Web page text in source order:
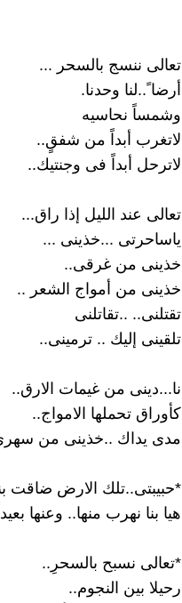
تعالى ننسج بالسحر ...
أرضا ً..لنا وحدنا.
وشمساً نحاسيه
لاتغرب أبداً من شفقٍ..
لاترحل أبداً فى وجنتيك..
تعالى عند الليل إذا راق...
ياساحرتى ...خذينى ...
خذينى من غرقى..
خذينى من أمواج الشعر ..
تقتلنى.. ..تقاتلنى
تلقينى إليك .. ترمينى..
نا...دينى من غيمات الارق..
كأوراق تحملها الامواج..
مدى يداك ..خذينى من
*حبيبتى..تلك الارض ضاقت
هيا بنا نهرب منها.. وعنها
*تعالى نسبح بالسحرِ..
رحيلا بين النجوم..